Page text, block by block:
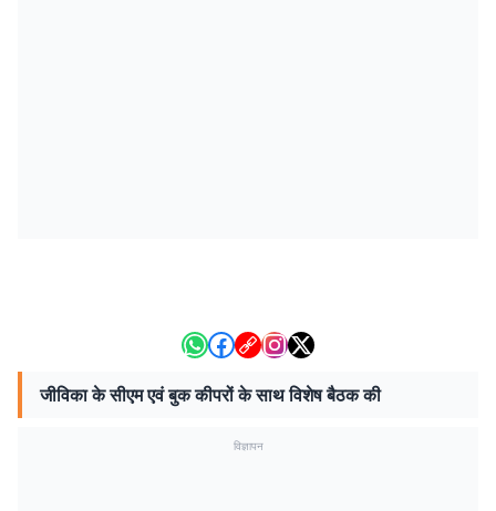
जीविका के सीएम एवं बुक कीपरों के साथ विशेष बैठक की
विज्ञापन